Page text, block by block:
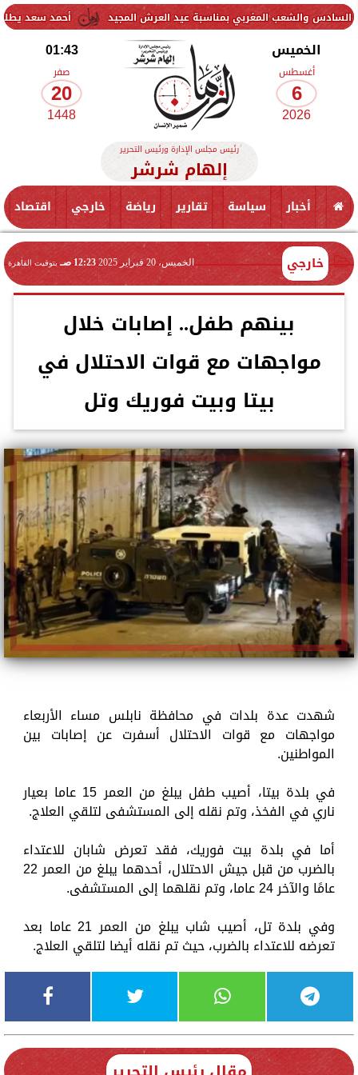
أحمد سعد يطلق «الألبوم المغربي بمناسبة عيد العرش المجيد
الخميس
أغسطس
6
2026
01:43
صفر
20
1448
رئيس مجلس الإدارة ورئيس التحرير
إلهام شرشر
أخبار سياسة تقارير رياضة خارجي اقتصاد
خارجي الخميس، 20 فبراير 2025 12:23 صـ بتوقيت القاهرة
بينهم طفل.. إصابات خلال
مواجهات مع قوات الاحتلال في
بيتا وبيت فوريك وتل
شهدت عدة بلدات في محافظة نابلس مساء الأربعاء
مواجهات مع قوات الاحتلال أسفرت عن إصابات بين
المواطنين.
في بلدة بيتا، أصيب طفل يبلغ من العمر 15 عاما بعيار
ناري في الفخذ، وتم نقله إلى المستشفى لتلقي العلاج.
أما في بلدة بيت فوريك، فقد تعرض شابان للاعتداء
بالضرب من قبل جيش الاحتلال، أحدهما يبلغ من العمر 22
عامًا والآخر 24 عاما، وتم نقلهما إلى المستشفى.
وفي بلدة تل، أصيب شاب يبلغ من العمر 21 عاما بعد
تعرضه للاعتداء بالضرب، حيث تم نقله أيضا لتلقي العلاج.